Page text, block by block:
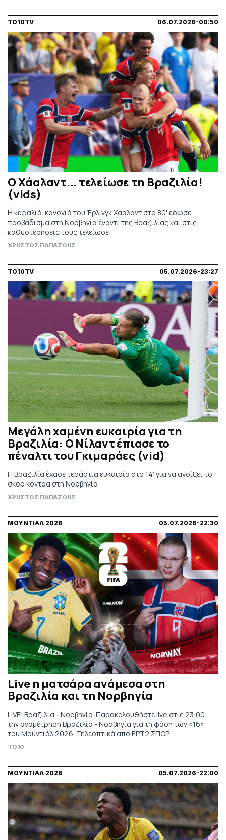
TO10TV 06.07.2026-00:50
Ο Χάαλαντ... τελείωσε τη Βραζιλία!
(vids)
H κεφαλιά-κανονιά του Έρλινγκ Χάαλαντ στο 80' έδωσε
προβάδισμα στη Νορβηγία έναντι της Βραζιλίας και στις
καθυστερήσεις τους τελείωσε!
ΧΡΗΣΤΟΣ ΠΑΠΑΖΩΗΣ
TO10TV 05.07.2026-23:27
Μεγάλη χαμένη ευκαιρία για τη
Βραζιλία: Ο Νίλαντ έπιασε το
πέναλτι του Γκιμαράες (vid)
Η Βραζιλία έχασε τεράστια ευκαιρία στο 14' για να ανοίξει το
σκορ κόντρα στη Νορβηγία
ΧΡΗΣΤΟΣ ΠΑΠΑΖΩΗΣ
ΜΟΥΝΤΙΑΛ 2026 05.07.2026-22:30
Live η ματσάρα ανάμεσα στη
Βραζιλία και τη Νορβηγία
LIVE: Βραζιλία - Νορβηγία. Παρακολουθήστε live στις 23:00
την αναμέτρηση Βραζιλία - Νορβηγία για τη φάση των «16»
του Μουντιάλ 2026. Τηλεοπτικά από ΕΡΤ2 ΣΠΟΡ.
TO10
ΜΟΥΝΤΙΑΛ 2026 05.07.2026-22:00